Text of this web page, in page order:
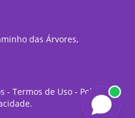
das Árvores,
- Termos de Uso- Política
.